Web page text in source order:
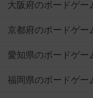
大阪府のボードゲー
京都府のボードゲー
愛知県のボードゲー
福岡県のボードゲー